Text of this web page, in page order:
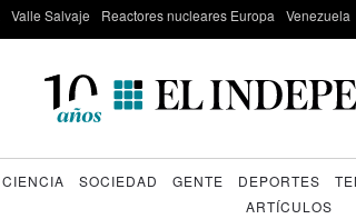
Valle Salvaje Reactores nucleares Europa Venezuela
CIENCIA SOCIEDAD GENTE DEPORTES
ARTÍCULOS